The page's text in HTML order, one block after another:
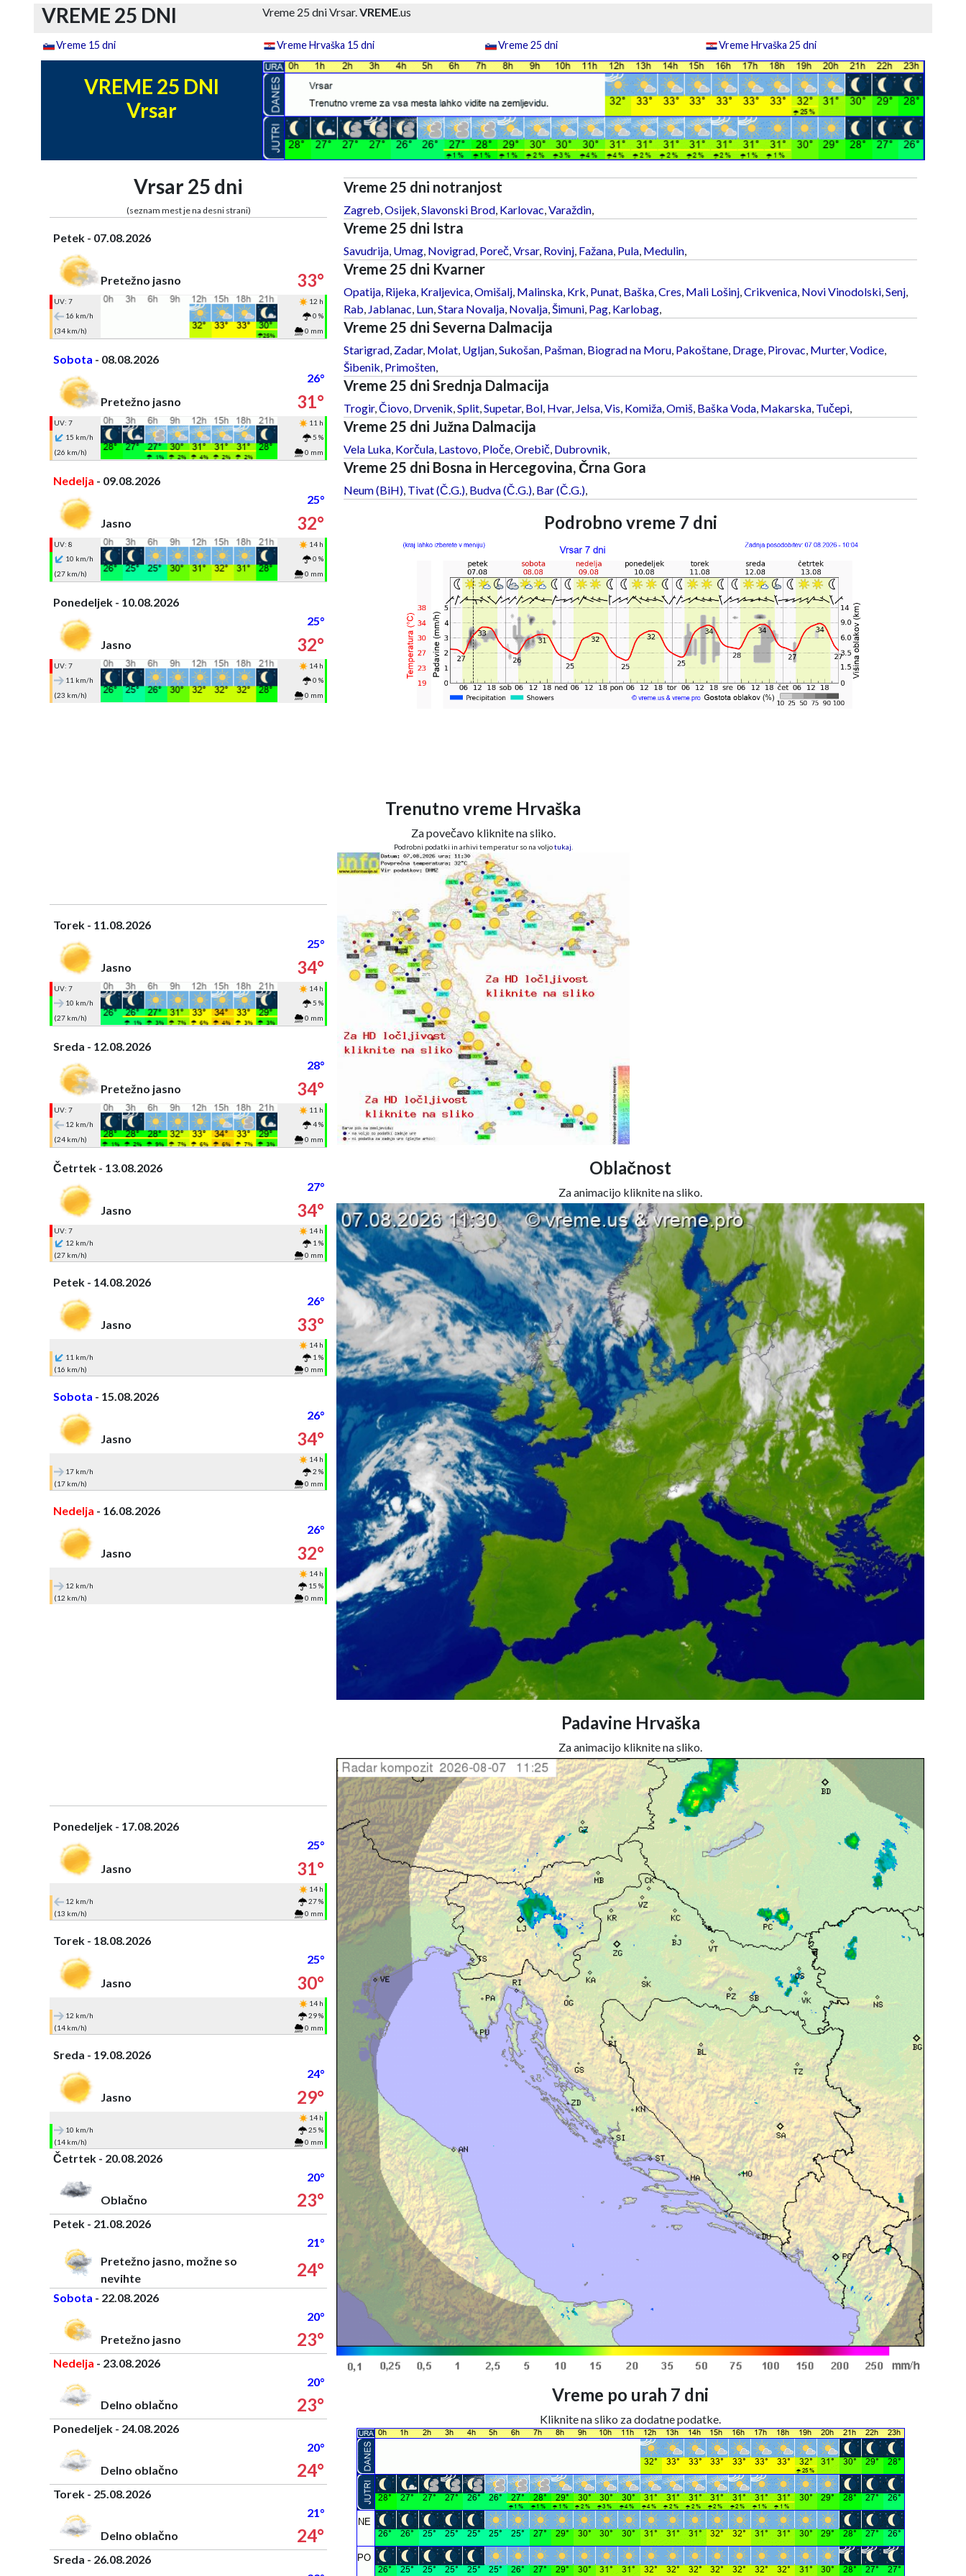
VREME 25 DNI Vreme 25 dni Vrsar.VREME.us
Vreme 15 dni Vreme Hrvaška 15 dni Vreme 25 dni Vreme Hrvaška 25 dni
VREME 25 DNI
Vrsar
Vrsar 25 dni
(seznam mest je na desni strani)
Petek - 07.08.2026
Pretežno jasno 33°
UV: 7
12 h
16 km/h
0 %
(34 km/h)
0 mm
Sobota - 08.08.2026
26°
Pretežno jasno
31°
UV: 7
11 h
15 km/h
5 %
(26 km/h)
0 mm
Nedelja - 09.08.2026
25°
Jasno
32°
UV: 8
14 h
10 km/h
0 %
(27 km/h)
0 mm
Ponedeljek - 10.08.2026
25°
Jasno
32°
UV: 7
14 h
11 km/h
0 %
(23 km/h)
0 mm
Torek - 11.08.2026
25°
Jasno
34°
UV: 7
14 h
10 km/h
5 %
(27 km/h)
0 mm
Sreda - 12.08.2026
28°
Pretežno jasno
34°
UV: 7
11 h
12 km/h
4 %
(24 km/h)
0 mm
Četrtek - 13.08.2026
27°
Jasno
34°
UV: 7
14 h
12 km/h
1 %
(27 km/h)
0 mm
Petek - 14.08.2026
26°
Jasno
33°
14 h
11 km/h
1 %
(16 km/h)
0 mm
Sobota - 15.08.2026
26°
Jasno
34°
14 h
17 km/h
2 %
(17 km/h)
0 mm
Nedelja - 16.08.2026
26°
Jasno
32°
14 h
12 km/h
15 %
(12 km/h)
0 mm
Ponedeljek - 17.08.2026
25°
Jasno
31°
14 h
12 km/h
27 %
(13 km/h)
0 mm
Torek - 18.08.2026
25°
Jasno
30°
14 h
12 km/h
29 %
(14 km/h)
0 mm
Sreda - 19.08.2026
24°
Jasno
29°
14 h
10 km/h
25 %
(14 km/h)
0 mm
Četrtek - 20.08.2026
20°
Oblačno
23°
Petek - 21.08.2026
21°
Pretežno jasno, možne so
nevihte
24°
Sobota - 22.08.2026
20°
Pretežno jasno
23°
Nedelja - 23.08.2026
20°
Delno oblačno
23°
Ponedeljek - 24.08.2026
20°
Delno oblačno
24°
Torek - 25.08.2026
21°
Delno oblačno
24°
Sreda - 26.08.2026
Vreme 25 dni notranjost
Zagreb Osijek Slavonski Brod, Karlovac Varaždin,
Vreme 25 dni Istra
Savudrija, Umag, Novigrad, Poreč, Vrsar, Rovinj, Fažana, Pula, Medulin,
Vreme 25 dni Kvarner
Opatija, Rijeka, Kraljevica, Omišalj, Malinska, Krk Punat, Baška, Cres Mali Lošinj, Crikvenica, Novi Vinodolski, Senj,
Rab Jablanac Lun, Stara Novalja, Novalja, Šimuni, Pag, Karlobag,
Vreme 25 dni Severna Dalmacija
Starigrad, Zadar, Molat, Ugljan, Sukošan, Pašman, Biograd na Moru, Pakoštane, Drage, Pirovac Murter, Vodice,
Šibenik Primošten,
Vreme 25 dni Srednja Dalmacija
Trogir, Čiovo, Drvenik Split, Supetar, Bol, Hvar, Jelsa, Vis Komiža, Omiš, Baška Voda, Makarska, Tučepi,
Vreme 25 dni Južna Dalmacija
Vela Luka, Korčula, Lastovo, Ploče, Orebič, Dubrovnik
Vreme 25 dni Bosna in Hercegovina, Črna Gora
Neum (BiH), Tivat (Č.G.), Budva (Č.G.), Bar (Č.G.),
Podrobno vreme 7 dni
Trenutno vreme Hrvaška
Za povečavo kliknite na sliko.
Podrobni podatki in arhivi temperatur so na voljotukaj
Oblačnost
Za animacijo kliknite na sliko.
Padavine Hrvaška
Za animacijo kliknite na sliko.
Vreme po urah 7 dni
Kliknite na sliko za dodatne podatke.